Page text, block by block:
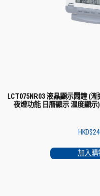
LCT075NR03 液晶顯示鬧鐘 (
夜燈功能 日曆顯示 温度顯示
HKD$
加入購